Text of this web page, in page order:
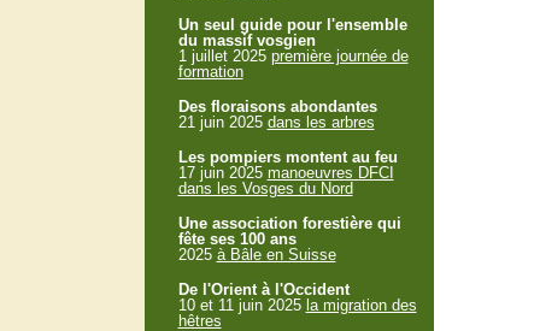
Un seul guide pour l'ensemble
du massif vosgien
1 juillet 2025 première journée de
formation
Des floraisons abondantes
21 juin 2025 dans les arbres
Les pompiers montent au feu
17 juin 2025 manoeuvres DFCI
dans les Vosges du Nord
Une association forestière qui
fête ses 100 ans
2025 à Bâle en Suisse
De l'Orient à l'Occident
10 et 11 juin 2025 la migration des
hêtres